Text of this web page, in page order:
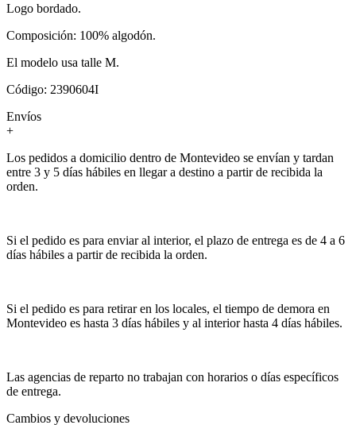
Logo bordado.
Composición: 100% algodón.
El modelo usa talle M.
Código: 2390604I
Envíos
+
Los pedidos a domicilio dentro de Montevideo se envían y tardan
entre 3 y 5 días hábiles en llegar a destino a partir de recibida la
orden.
Si el pedido es para enviar al interior, el plazo de entrega es de 4 a 6
días hábiles a partir de recibida la orden.
Si el pedido es para retirar en los locales, el tiempo de demora en
Montevideo es hasta 3 días hábiles y al interior hasta 4 días hábiles.
Las agencias de reparto no trabajan con horarios o días específicos
de entrega.
Cambios y devoluciones